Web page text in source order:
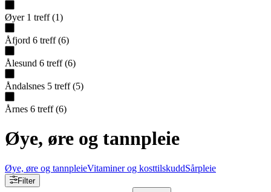
Øyer 1 treff (1)
Åfjord 6 treff (6)
Ålesund 6 treff (6)
Åndalsnes 5 treff (5)
Årnes 6 treff (6)
Øye, øre og tannpleie
Øye, øre og tannpleieVitaminer og kosttilskuddSårpleie
Filter